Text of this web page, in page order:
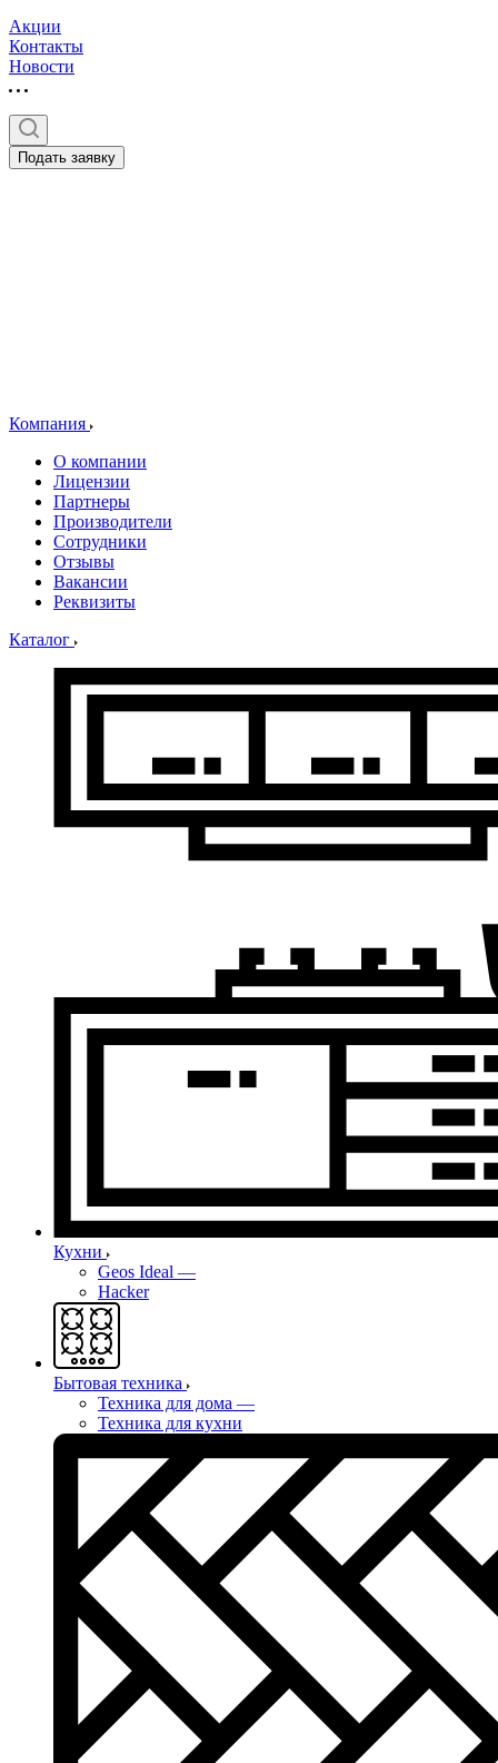
Акции
Контакты
Новости
Подать заявку
Компания
О компании
Лицензии
Партнеры
Производители
Сотрудники
Отзывы
Вакансии
Реквизиты
Каталог
Кухни
Geos Ideal —
Hacker
Бытовая техника
Техника для дома —
Техника для кухни